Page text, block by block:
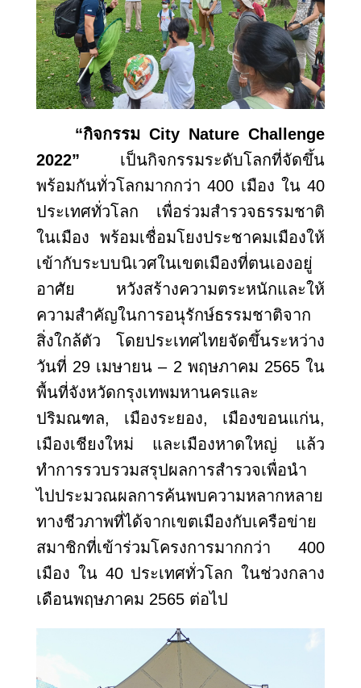
“กิจกรรม City Nature Challenge
2022” เป็นกิจกรรมระดับโลกที่จัดขึ้น
พร้อมกันทั่วโลกมากกว่า 400 เมือง ใน 40
ประเทศทั่วโลก เพื่อร่วมสำรวจธรรมชาติ
ในเมือง พร้อมเชื่อมโยงประชาคมเมืองให้
เข้ากับระบบนิเวศในเขตเมืองที่ตนเองอยู่
อาศัย หวังสร้างความตระหนักและให้
ความสำคัญในการอนุรักษ์ธรรมชาติจาก
สิ่งใกล้ตัว โดยประเทศไทยจัดขึ้นระหว่าง
วันที่ 29 เมษายน – 2 พฤษภาคม 2565 ใน
พื้นที่จังหวัดกรุงเทพมหานครและ
ปริมณฑล, เมืองระยอง, เมืองขอนแก่น,
เมืองเชียงใหม่ และเมืองหาดใหญ่ แล้ว
ทำการรวบรวมสรุปผลการสำรวจเพื่อนำ
ไปประมวณผลการค้นพบความหลากหลาย
ทางชีวภาพที่ได้จากเขตเมืองกับเครือข่าย
สมาชิกที่เข้าร่วมโครงการมากกว่า 400
เมือง ใน 40 ประเทศทั่วโลก ในช่วงกลาง
เดือนพฤษภาคม 2565 ต่อไป